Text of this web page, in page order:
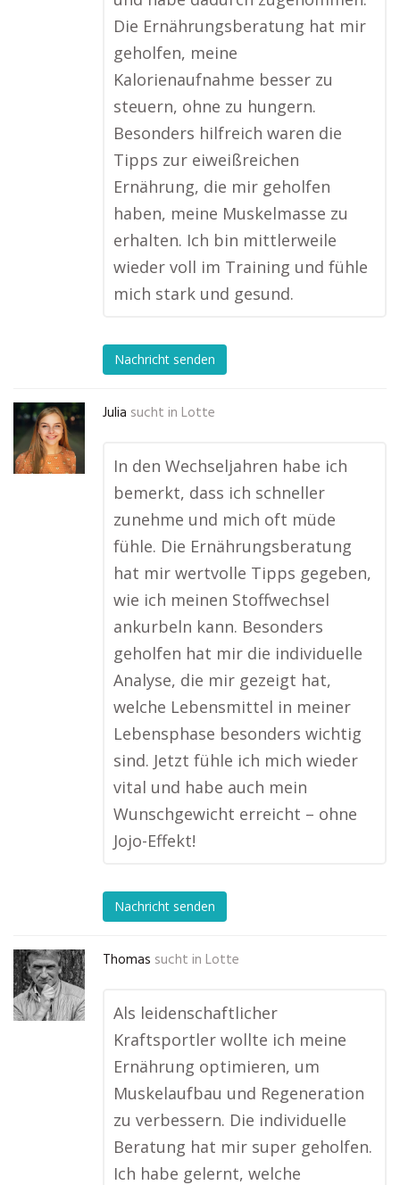
Die Ernährungsberatung hat mir
geholfen, meine
Kalorienaufnahme besser zu
steuern, ohne zu hungern.
Besonders hilfreich waren die
Tipps zur eiweißreichen
Ernährung, die mir geholfen
haben, meine Muskelmasse zu
erhalten. Ich bin mittlerweile
wieder voll im Training und fühle
mich stark und gesund.
Nachricht senden
Julia sucht in Lotte
In den Wechseljahren habe ich
bemerkt, dass ich schneller
zunehme und mich oft müde
fühle. Die Ernährungsberatung
hat mir wertvolle Tipps gegeben,
wie ich meinen Stoffwechsel
ankurbeln kann. Besonders
geholfen hat mir die individuelle
Analyse, die mir gezeigt hat,
welche Lebensmittel in meiner
Lebensphase besonders wichtig
sind. Jetzt fühle ich mich wieder
vital und habe auch mein
Wunschgewicht erreicht – ohne
Jojo-Effekt!
Nachricht senden
Thomas sucht in Lotte
Als leidenschaftlicher
Kraftsportler wollte ich meine
Ernährung optimieren, um
Muskelaufbau und Regeneration
zu verbessern. Die individuelle
Beratung hat mir super geholfen.
Ich habe gelernt, welche